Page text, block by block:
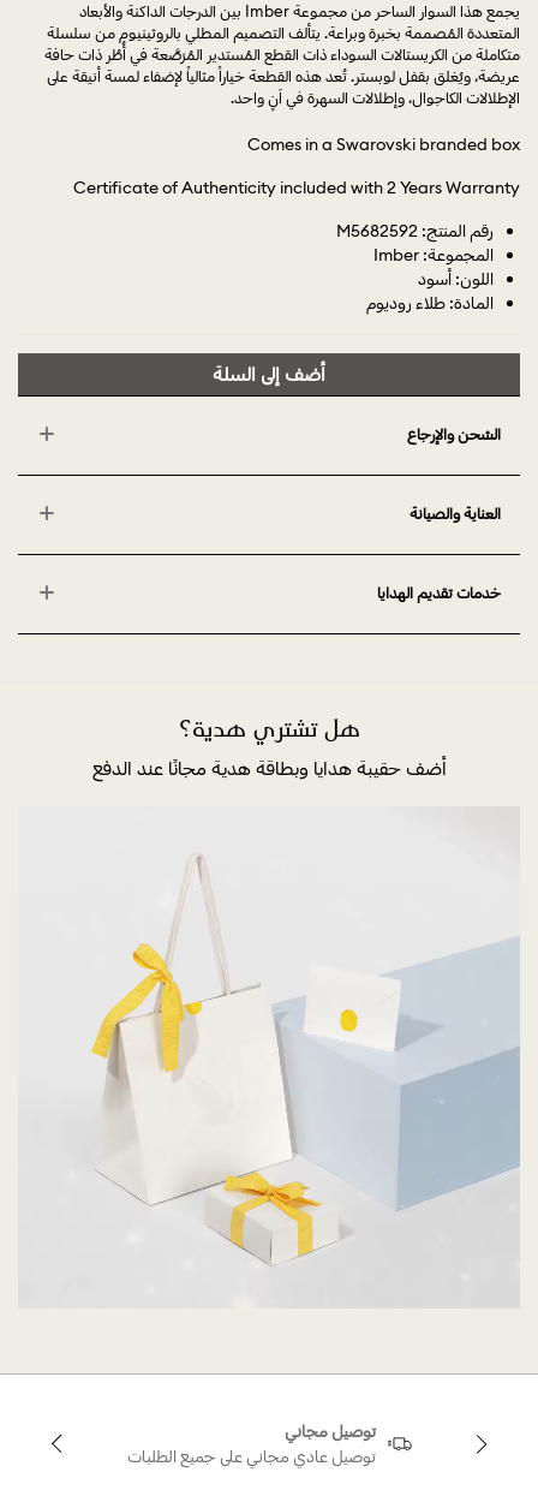
يجمع هذا السوار الساحر من مجموعة Imber بين الدرجات الداكنة والأبعاد
المتعددة المُصممة بخبرة وبراعة. يتألف التصميم المطلي بالروثينيوم من سلسلة
متكاملة من الكريستالات السوداء ذات القطع المُستدير المُرَصَّعة في أُطُر ذات حافة
عريضة، ويُغلق بقفل لوبستر. تُعد هذه القطعة خياراً مثالياً لإضفاء لمسة أنيقة على
الإطلالات الكاجوال، وإطلالات السهرة في آنٍ واحد.
Comes in a Swarovski branded box
Certificate of Authenticity included with 2 Years Warranty
رقم المنتج: M5682592
المجموعة: Imber
اللون: أسود
المادة: طلاء روديوم
أضف إلى السلة
الشحن والإرجاع
العناية والصيانة
خدمات تقديم الهدايا
هل تشتري هدية؟
أضف حقيبة هدايا وبطاقة هدية مجانًا عند الدفع
توصيل مجاني
توصيل عادي مجاني على جميع الطلبات